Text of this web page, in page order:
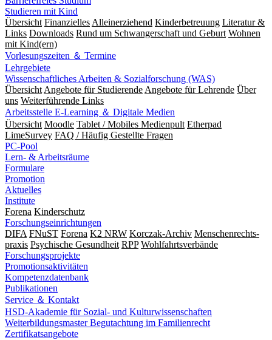
Studieren mit Kind
Übersicht Finanzielles Alleinerziehend Kinderbetreuung Literatur &
Links Downloads Rund um Schwangerschaft und Geburt Wohnen
mit Kind(ern)
Vorlesungszeiten ＆ Termine
Lehrgebiete
Wissenschaftliches Arbeiten & Sozialforschung (WAS)
Übersicht Angebote für Studierende Angebote für Lehrende Über
uns Weiterführende Links
Arbeitsstelle E-Learning ＆ Digitale Medien
Übersicht Moodle Tablet / Mobiles Medienpult Etherpad
LimeSurvey FAQ / Häufig Gestellte Fragen
PC-Pool
Lern- & Arbeitsräume
Formulare
Promotion
Aktuelles
Institute
Forena Kinderschutz
Forschungseinrichtungen
DIFA FNuST Forena K2 NRW Korczak-Archiv Men­schen­rechts­
praxis Psy­chische Gesund­heit RPP Wohlfahrts­verbände
Forschungsprojekte
Promotionsaktivitäten
Kompetenzdatenbank
Publikationen
Service ＆ Kontakt
HSD-Akademie für Sozial- und Kulturwissenschaften
Weiterbildungsmaster Begutachtung im Familienrecht
Zertifikatsangebote